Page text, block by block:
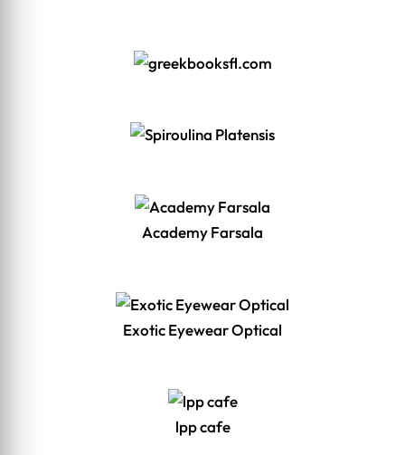
Academy Farsala
Exotic Eyewear Optical
lpp cafe